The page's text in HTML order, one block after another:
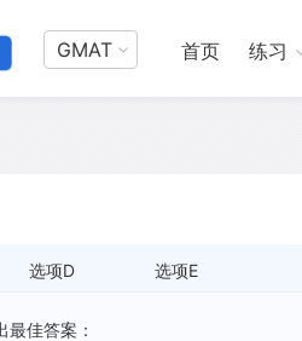
GMAT 首页 练习
选项D 选项E
佳答案：